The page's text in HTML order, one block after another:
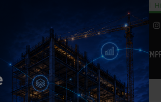
29% cambiar al alquiler temporal
|
PRODUCTOS AGENDA ARTÍCULOS
EMPRESAS PREMIUM